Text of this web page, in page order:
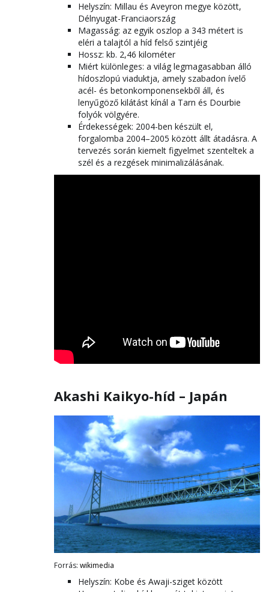
Helyszín: Millau és Aveyron megye között,
Délnyugat-Franciaország
Magasság: az egyik oszlop a 343 métert is
eléri a talajtól a híd felső szintjéig
Hossz: kb. 2,46 kilométer
Miért különleges: a világ legmagasabban álló
hídoszlopú viaduktja, amely szabadon ívelő
acél- és betonkomponensekből áll, és
lenyűgöző kilátást kínál a Tarn és Dourbie
folyók völgyére.
Érdekességek: 2004-ben készült el,
forgalomba 2004–2005 között állt átadásra. A
tervezés során kiemelt figyelmet szenteltek a
szél és a rezgések minimalizálásának.
Akashi Kaikyo-híd – Japán
Forrás: wikimedia
Helyszín: Kobe és Awaji-sziget között